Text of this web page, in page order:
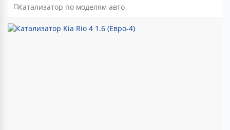
Катализатор по моделям авто